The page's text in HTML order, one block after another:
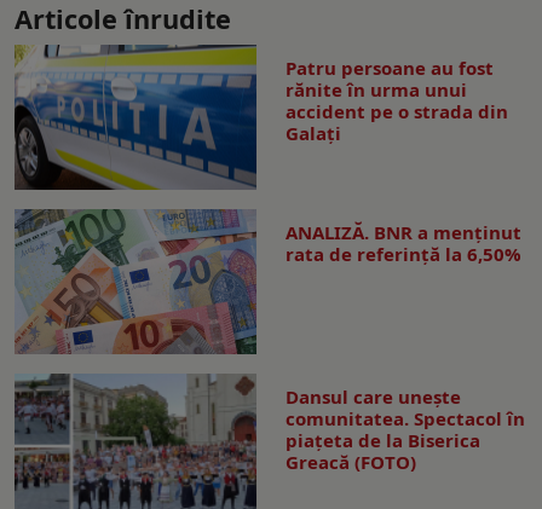
Articole înrudite
Patru persoane au fost
rănite în urma unui
accident pe o strada din
Galați
ANALIZĂ. BNR a menținut
rata de referință la 6,50%
Dansul care uneşte
comunitatea. Spectacol în
piaţeta de la Biserica
Greacă (FOTO)